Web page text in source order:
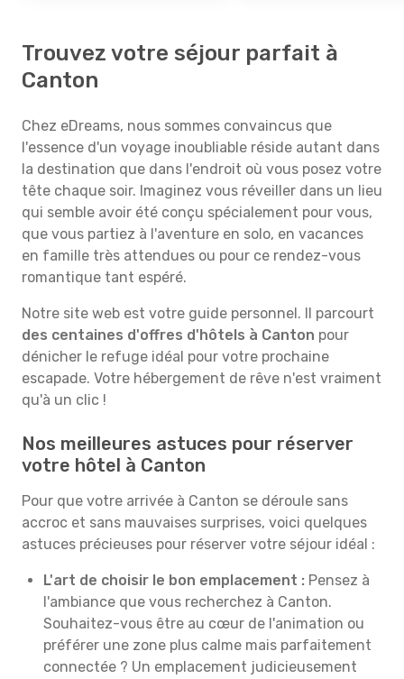
Trouvez votre séjour parfait à
Canton
Chez eDreams, nous sommes convaincus que
l'essence d'un voyage inoubliable réside autant dans
la destination que dans l'endroit où vous posez votre
tête chaque soir. Imaginez vous réveiller dans un lieu
qui semble avoir été conçu spécialement pour vous,
que vous partiez à l'aventure en solo, en vacances
en famille très attendues ou pour ce rendez-vous
romantique tant espéré.
Notre site web est votre guide personnel. Il parcourt
des centaines d'offres d'hôtels à Canton pour
dénicher le refuge idéal pour votre prochaine
escapade. Votre hébergement de rêve n'est vraiment
qu'à un clic !
Nos meilleures astuces pour réserver
votre hôtel à Canton
Pour que votre arrivée à Canton se déroule sans
accroc et sans mauvaises surprises, voici quelques
astuces précieuses pour réserver votre séjour idéal :
L'art de choisir le bon emplacement : Pensez à
l'ambiance que vous recherchez à Canton.
Souhaitez-vous être au cœur de l'animation ou
préférer une zone plus calme mais parfaitement
connectée ? Un emplacement judicieusement